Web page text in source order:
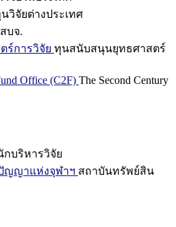
วิจัยต่างประเทศ
บจ.
ร์การวิจัย ทุนสนับสนุนยุทธศาสตร์
Office (C2F) The Second Century
กบริหารวิจัย
ญญาแห่งจุฬาฯ สถาบันทรัพย์สิน